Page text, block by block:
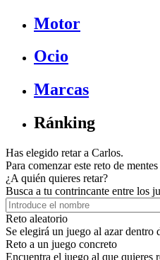
Motor
Ocio
Marcas
Ránking
Has elegido retar a Carlos.
Para comenzar este reto de
¿A quién quieres retar?
Busca a tu contrincante entre los
Reto aleatorio
Se elegirá un juego al azar dentro
Reto a un juego concreto
Encuentra el juego al que quieres